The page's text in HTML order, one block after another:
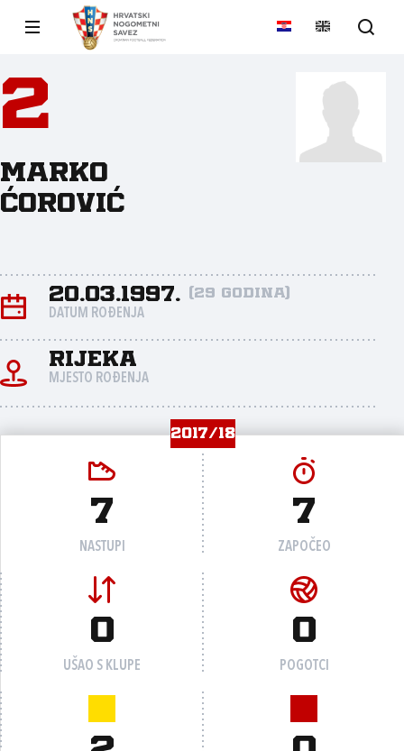
2
Marko
Ćorović
20.03.1997. (29 godina)
DATUM ROĐENJA
Rijeka
MJESTO ROĐENJA
2017/18
7
NASTUPI
7
ZAPOČEO
0
UŠAO S KLUPE
0
POGOTCI